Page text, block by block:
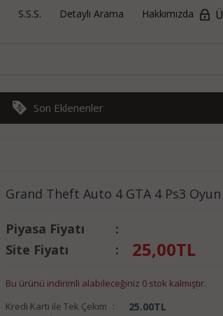
S.S.S. Detaylı Arama Hakkımızda
Son Eklenenler
Grand Theft Auto 4 GTA 4 Ps3 Oyun
Piyasa Fiyatı
:
Site Fiyatı
: 25,00TL
Bu ürünü indirimli alabileceğiniz 0 stok kalmıştır.
Kredi Kartı ile Tek Çekim : 25.00TL